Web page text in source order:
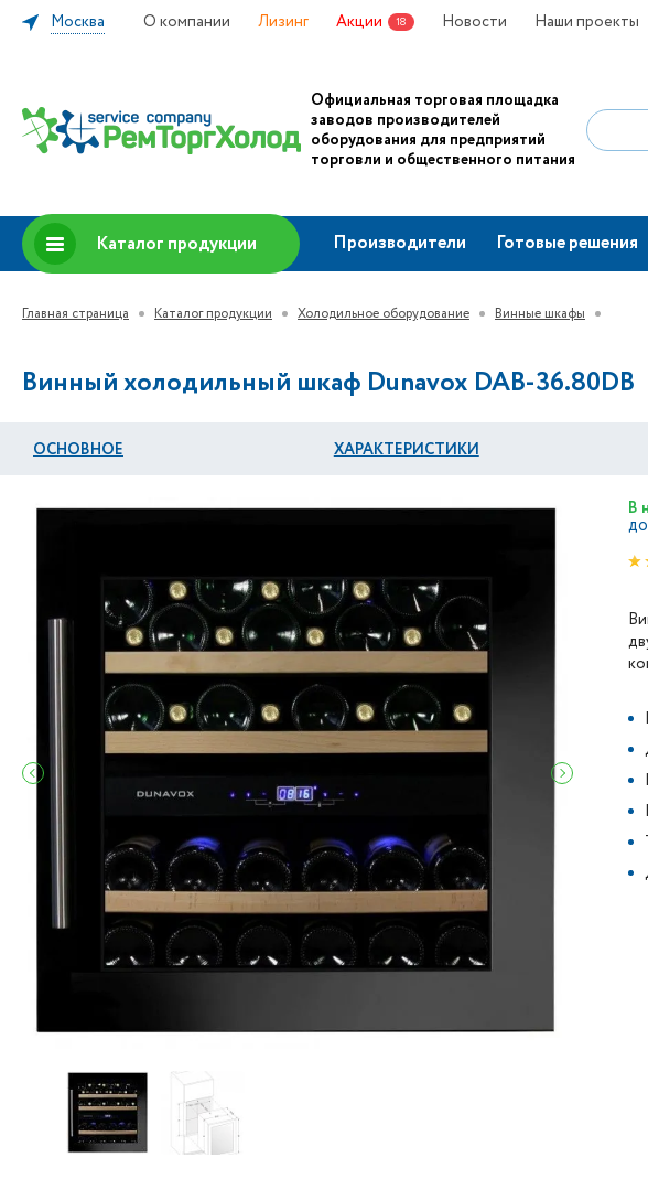
Москва О компании Лизинг Акции 18 Новости Наши проекты
Официальная торговая площадка
заводов производителей
оборудования для предприятий
торговли и общественного питания
Каталог продукции Производители Готовые решения
Главная страница Каталог продукции Холодильное оборудование Винные шкафы
Винный холодильный шкаф Dunavox DAB-36.80DB
ОСНОВНОЕ ХАРАКТЕРИСТИКИ
В